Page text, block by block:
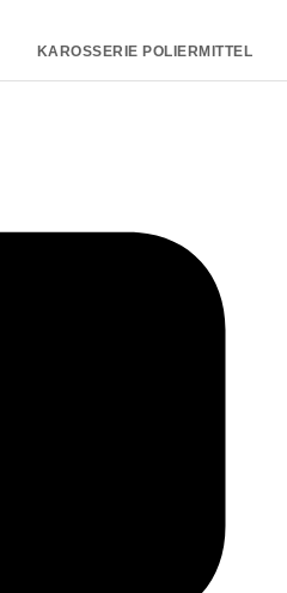
KAROSSERIE POLIERMITTEL